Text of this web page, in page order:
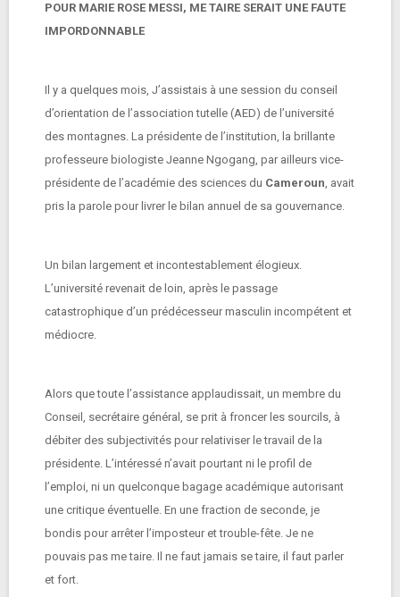
POUR MARIE ROSE MESSI, ME TAIRE SERAIT UNE FAUTE
IMPORDONNABLE
Il y a quelques mois, J’assistais à une session du conseil
d’orientation de l’association tutelle (AED) de l’université
des montagnes. La présidente de l’institution, la brillante
professeure biologiste Jeanne Ngogang, par ailleurs vice-
présidente de l’académie des sciences du Cameroun, avait
pris la parole pour livrer le bilan annuel de sa gouvernance.
Un bilan largement et incontestablement élogieux.
L’université revenait de loin, après le passage
catastrophique d’un prédécesseur masculin incompétent et
médiocre.
Alors que toute l’assistance applaudissait, un membre du
Conseil, secrétaire général, se prit à froncer les sourcils, à
débiter des subjectivités pour relativiser le travail de la
présidente. L’intéressé n’avait pourtant ni le profil de
l’emploi, ni un quelconque bagage académique autorisant
une critique éventuelle. En une fraction de seconde, je
bondis pour arrêter l’imposteur et trouble-fête. Je ne
pouvais pas me taire. Il ne faut jamais se taire, il faut parler
et fort.